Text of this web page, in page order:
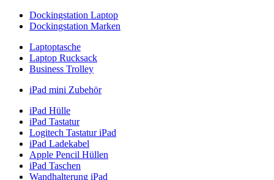
Dockingstation Laptop
Dockingstation Marken
Laptoptasche
Laptop Rucksack
Business Trolley
iPad mini Zubehör
iPad Hülle
iPad Tastatur
Logitech Tastatur iPad
iPad Ladekabel
Apple Pencil Hüllen
iPad Taschen
Wandhalterung iPad